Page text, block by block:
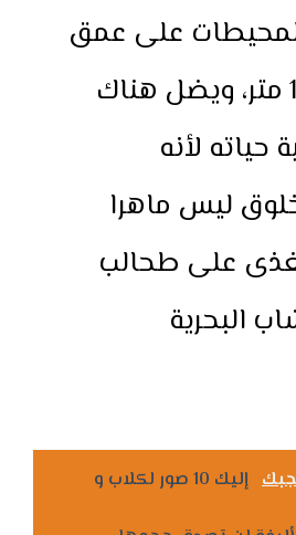
على عمق
أكثر من 1000 متر، ويضل هناك
حياته لأنه
ليس ماهرا
على طحالب
البحرية
إليك 10 صور لكلاب و